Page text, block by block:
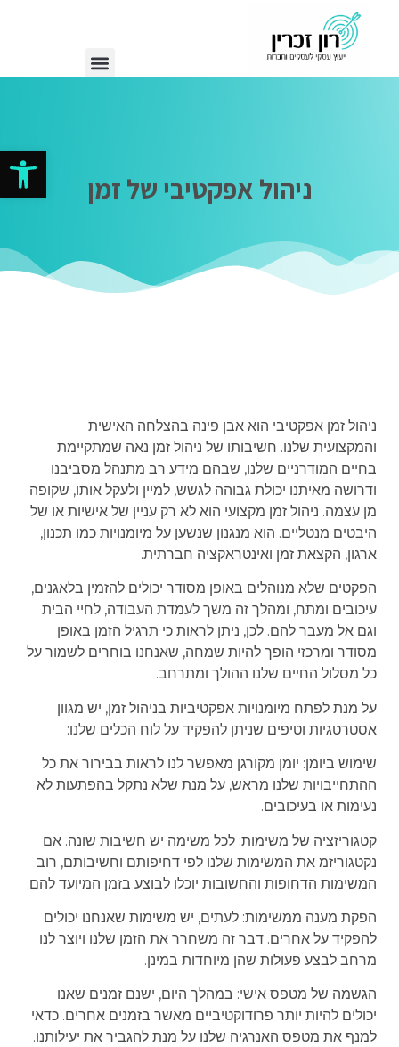
פתח
ניהול אפקטיבי של זמן
ניהול זמן אפקטיבי הוא אבן פינה בהצלחה האישית
והמקצועית שלנו. חשיבותו של ניהול זמן נאה שמתקיימת
בחיים המודרניים שלנו, שבהם מידע רב מתנהל מסביבנו
ודרושה מאיתנו יכולת גבוהה לגשש, למיין ולעקל אותו, שקופה
מן עצמה. ניהול זמן מקצועי הוא לא רק עניין של אישיות או של
היבטים מנטליים. הוא מנגנון שנשען על מיומנויות כמו תכנון,
ארגון, הקצאת זמן ואינטראקציה חברתית.
הפקטים שלא מנוהלים באופן מסודר יכולים להזמין בלאגנים,
עיכובים ומתח, ומהלך זה משך לעמדת העבודה, לחיי הבית
וגם אל מעבר להם. לכן, ניתן לראות כי תרגיל הזמן באופן
מסודר ומרכזי הופך להיות שמחה, שאנחנו בוחרים לשמור על
כל מסלול החיים שלנו ההולך ומתרחב.
על מנת לפתח מיומנויות אפקטיביות בניהול זמן, יש מגוון
אסטרטגיות וטיפים שניתן להפקיד על לוח הכלים שלנו:
שימוש ביומן: יומן מקורגן מאפשר לנו לראות בבירור את כל
ההתחייבויות שלנו מראש, על מנת שלא נתקל בהפתעות לא
נעימות או בעיכובים.
קטגוריזציה של משימות: לכל משימה יש חשיבות שונה. אם
נקטגוריזמ את המשימות שלנו לפי דחיפותם וחשיבותם, רוב
המשימות הדחופות והחשובות יוכלו לבוצע בזמן המיועד להם.
הפקת מענה ממשימות: לעתים, יש משימות שאנחנו יכולים
להפקיד על אחרים. דבר זה משחרר את הזמן שלנו ויוצר לנו
מרחב לבצע פעולות שהן מיוחדות במינן.
הגשמה של מטפס אישי: במהלך היום, ישנם זמנים שאנו
יכולים להיות יותר פרודוקטיביים מאשר בזמנים אחרים. כדאי
למנף את מטפס האנרגיה שלנו על מנת להגביר את יעילותנו.